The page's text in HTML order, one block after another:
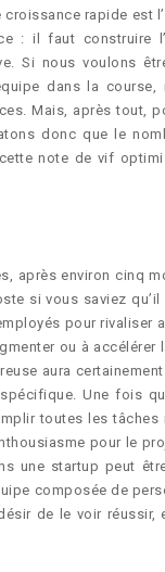
rapide est
: il faut construire
Si nous voulons
dans la
Mais, après tout,
donc que le
note de vif
après environ cinq
si vous saviez qu’il
pour rivaliser
ou à
aura
Une fois
toutes les
pour le
une startup peut
composée de
de le voir